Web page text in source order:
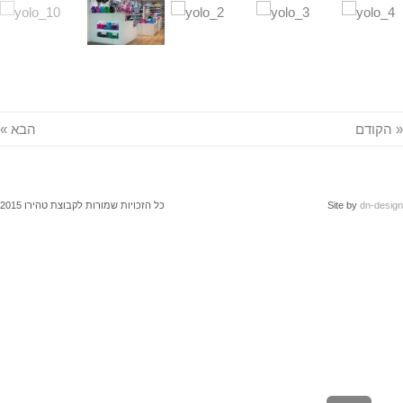
הבא »
Site bydn- כל הזכויות שמורות לקבוצת טהירו 2015